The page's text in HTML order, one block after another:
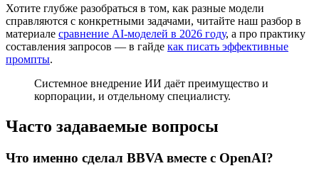
Хотите глубже разобраться в том, как разные модели
справляются с конкретными задачами, читайте наш разбор в
материале сравнение AI-моделей в 2026 году, а про практику
составления запросов — в гайде как писать эффективные
промпты.
Системное внедрение ИИ даёт преимущество и
корпорации, и отдельному специалисту.
Часто задаваемые вопросы
Что именно сделал BBVA вместе с OpenAI?